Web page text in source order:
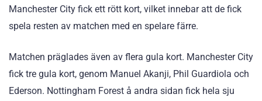
Manchester City fick ett rött kort, vilket innebar att de fick
spela resten av matchen med en spelare färre.
Matchen präglades även av flera gula kort. Manchester City
fick tre gula kort, genom Manuel Akanji, Phil Guardiola och
Ederson. Nottingham Forest å andra sidan fick hela sju